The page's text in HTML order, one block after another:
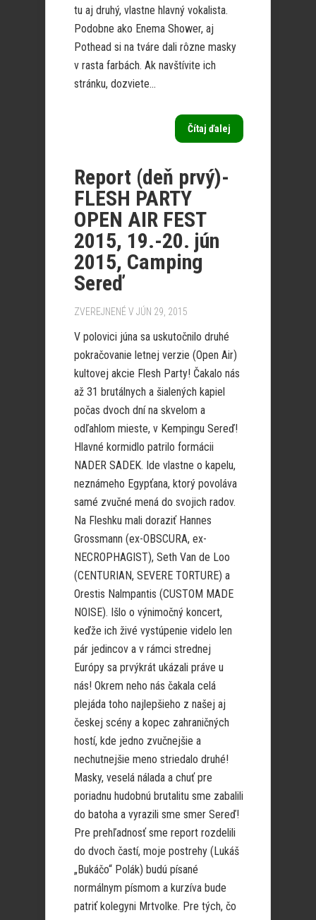
tu aj druhý, vlastne hlavný vokalista.
Podobne ako Enema Shower, aj
Pothead si na tváre dali rôzne masky
v rasta farbách. Ak navštívite ich
stránku, dozviete...
Čítaj ďalej
Report (deň prvý)-
FLESH PARTY
OPEN AIR FEST
2015, 19.-20. jún
2015, Camping
Sereď
ZVEREJNENÉ V JÚN 29, 2015
V polovici júna sa uskutočnilo druhé
pokračovanie letnej verzie (Open Air)
kultovej akcie Flesh Party! Čakalo nás
až 31 brutálnych a šialených kapiel
počas dvoch dní na skvelom a
odľahlom mieste, v Kempingu Sereď!
Hlavné kormidlo patrilo formácii
NADER SADEK. Ide vlastne o kapelu,
neznámeho Egypťana, ktorý povoláva
samé zvučné mená do svojich radov.
Na Fleshku mali doraziť Hannes
Grossmann (ex-OBSCURA, ex-
NECROPHAGIST), Seth Van de Loo
(CENTURIAN, SEVERE TORTURE) a
Orestis Nalmpantis (CUSTOM MADE
NOISE). Išlo o výnimočný koncert,
keďže ich živé vystúpenie videlo len
pár jedincov a v rámci strednej
Európy sa prvýkrát ukázali práve u
nás! Okrem neho nás čakala celá
plejáda toho najlepšieho z našej aj
českej scény a kopec zahraničných
hostí, kde jedno zvučnejšie a
nechutnejšie meno striedalo druhé!
Masky, veselá nálada a chuť pre
poriadnu hudobnú brutalitu sme zabalili
do batoha a vyrazili sme smer Sereď!
Pre prehľadnosť sme report rozdelili
do dvoch častí, moje postrehy (Lukáš
„Bukáčo“ Polák) budú písané
normálnym písmom a kurzíva bude
patriť kolegyni Mrtvolke. Pre tých, čo